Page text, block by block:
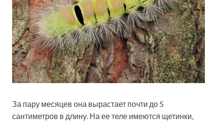
За пару месяцев она вырастает почти до 5
сантиметров в длину. На ее теле имеются щетинки,